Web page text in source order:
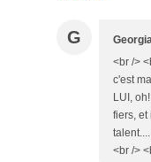
G
<br />
c'est
LUI,
fiers, et
<br />